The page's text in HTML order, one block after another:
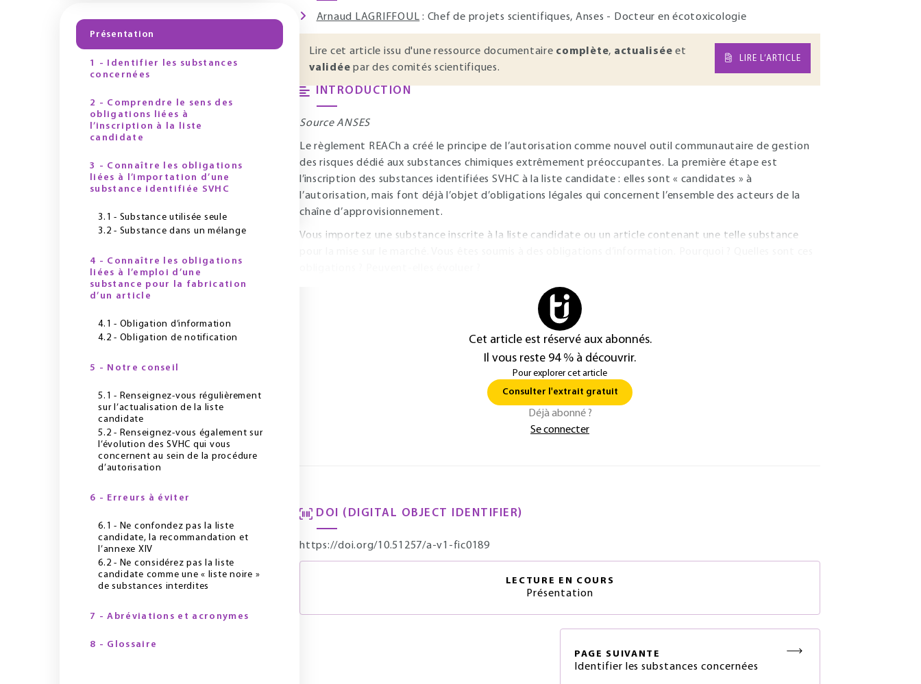
Présentation
1 - Identifier les substances
concernées
2 - Comprendre le sens des
obligations liées à
l’inscription à la liste
candidate
3 - Connaître les obligations
liées à l’importation d’une
substance identifiée SVHC
3.1 - Substance utilisée seule
3.2 - Substance dans un mélange
4 - Connaître les obligations
liées à l’emploi d’une
substance pour la fabrication
d’un article
4.1 - Obligation d’information
4.2 - Obligation de notification
5 - Notre conseil
5.1 - Renseignez-vous régulièrement
sur l’actualisation de la liste
candidate
5.2 - Renseignez-vous également sur
l’évolution des SVHC qui vous
concernent au sein de la procédure
d’autorisation
6 - Erreurs à éviter
6.1 - Ne confondez pas la liste
candidate, la recommandation et
l’annexe XIV
6.2 - Ne considérez pas la liste
candidate comme une « liste noire »
de substances interdites
7 - Abréviations et acronymes
8 - Glossaire
Arnaud LAGRIFFOUL : Chef de projets scientifiques, Anses - Docteur en écotoxicologie
Lire cet article issu d'une ressource documentaire complète, actualisée et
validée par des comités scientifiques.
LIRE L’ARTICLE
INTRODUCTION
Source ANSES
Le règlement REACh a créé le principe de l’autorisation comme nouvel outil communautaire de gestion
des risques dédié aux substances chimiques extrêmement préoccupantes. La première étape est
l’inscription des substances identifiées SVHC à la liste candidate : elles sont « candidates » à
l’autorisation, mais font déjà l’objet d’obligations légales qui concernent l’ensemble des acteurs de la
chaîne d’approvisionnement.
Vous importez une substance inscrite à la liste candidate ou un article contenant une telle substance
Cet article est réservé aux abonnés.
Il vous reste 94 % à découvrir.
Pour explorer cet article
Consulter l'extrait gratuit
Déjà abonné ?
Se connecter
DOI (DIGITAL OBJECT IDENTIFIER)
https://doi.org/10.51257/a-v1-fic0189
LECTURE EN COURS
Présentation
PAGE SUIVANTE
Identifier les substances concernées